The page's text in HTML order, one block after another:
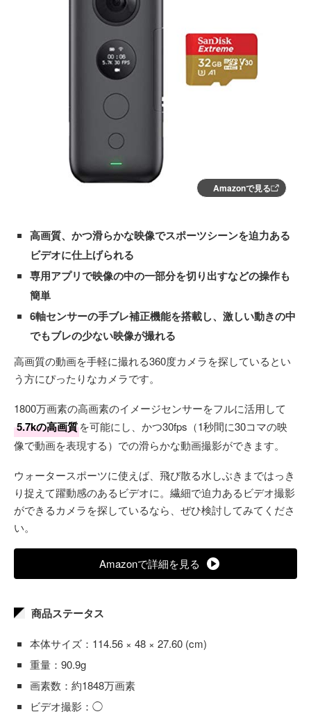
Amazonで見る
高画質、かつ滑らかな映像でスポーツシーンを迫力ある
ビデオに仕上げられる
専用アプリで映像の中の一部分を切り出すなどの操作も
簡単
6軸センサーの手ブレ補正機能を搭載し、激しい動きの中
でもブレの少ない映像が撮れる
高画質の動画を手軽に撮れる360度カメラを探しているとい
う方にぴったりなカメラです。
1800万画素の高画素のイメージセンサーをフルに活用して
5.7kの高画質を可能にし、かつ30fps（1秒間に30コマの映
像で動画を表現する）での滑らかな動画撮影ができます。
ウォータースポーツに使えば、飛び散る水しぶきまではっき
り捉えて躍動感のあるビデオに。繊細で迫力あるビデオ撮影
ができるカメラを探しているなら、ぜひ検討してみてくださ
い。
Amazonで詳細を見る
商品ステータス
本体サイズ：114.56 × 48 × 27.60 (cm)
重量：90.9g
画素数：約1848万画素
ビデオ撮影：◯